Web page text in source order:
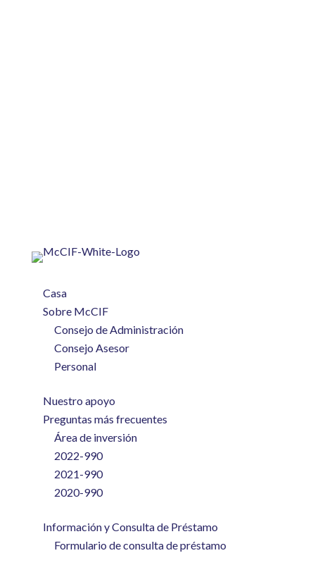
Casa
Sobre McCIF
Consejo de Administración
Consejo Asesor
Personal
Nuestro apoyo
Preguntas más frecuentes
Área de inversión
2022-990
2021-990
2020-990
Información y Consulta de Préstamo
Formulario de consulta de préstamo